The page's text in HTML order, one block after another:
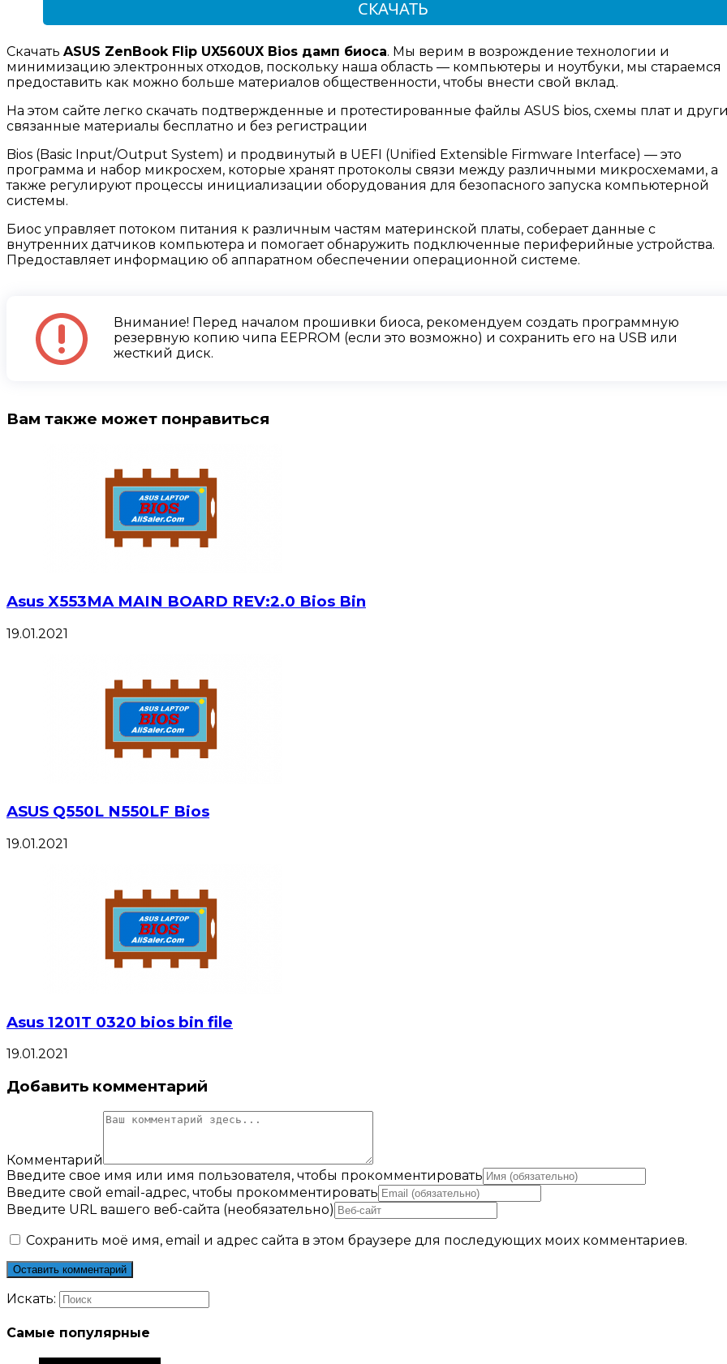
СКАЧАТЬ
Скачать ASUS ZenBook Flip UX560UX Bios дамп биоса. Мы верим в возрождение технологии и
минимизацию электронных отходов, поскольку наша область — компьютеры и ноутбуки, мы стараемся
предоставить как можно больше материалов общественности, чтобы внести свой вклад.
На этом сайте легко скачать подтвержденные и протестированные файлы ASUS bios, схемы плат и
связанные материалы бесплатно и без регистрации
Bios (Basic Input/Output System) и продвинутый в UEFI (Unified Extensible Firmware Interface) — это
программа и набор микросхем, которые хранят протоколы связи между различными микросхемами, а
также регулируют процессы инициализации оборудования для безопасного запуска компьютерной
системы.
Биос управляет потоком питания к различным частям материнской платы, соберает данные с
внутренних датчиков компьютера и помогает обнаружить подключенные периферийные устройства.
Предоставляет информацию об аппаратном обеспечении операционной системе.
Внимание! Перед началом прошивки биоса, рекомендуем создать программную
резервную копию чипа EEPROM (если это возможно) и сохранить его на USB или
жесткий диск.
Вам также может понравиться
Asus X553MA MAIN BOARD REV:2.0 Bios Bin
19.01.2021
ASUS Q550L N550LF Bios
19.01.2021
Asus 1201T 0320 bios bin file
19.01.2021
Добавить комментарий
Комментарий
Введите свое имя или имя пользователя, чтобы прокомментировать
Введите свой email-адрес, чтобы прокомментировать
Введите URL вашего веб-сайта (необязательно)
Сохранить моё имя, email и адрес сайта в этом браузере для последующих моих комментариев.
Искать:
Самые популярные